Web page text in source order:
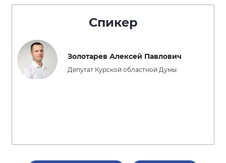
Спикер
Золотарев Алексей Павлович
Депутат Курской областной Думы